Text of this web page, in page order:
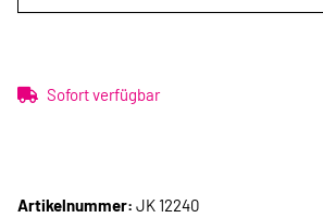
Sofort verfügbar
Artikelnummer: JK 12240